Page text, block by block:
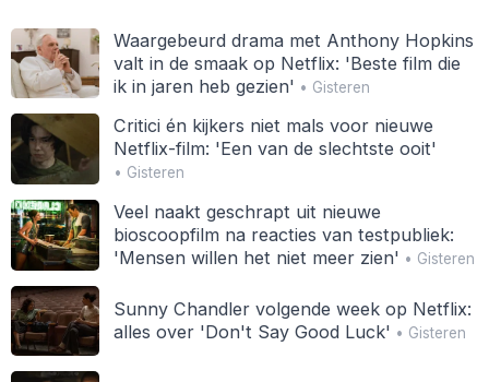
Waargebeurd drama met Anthony Hopkins
valt in de smaak op Netflix: 'Beste film die
ik in jaren heb gezien' • Gisteren
Critici én kijkers niet mals voor nieuwe
Netflix-film: 'Een van de slechtste ooit'
• Gisteren
Veel naakt geschrapt uit nieuwe
bioscoopfilm na reacties van testpubliek:
'Mensen willen het niet meer zien' • Gisteren
Sunny Chandler volgende week op Netflix:
alles over 'Don't Say Good Luck' • Gisteren